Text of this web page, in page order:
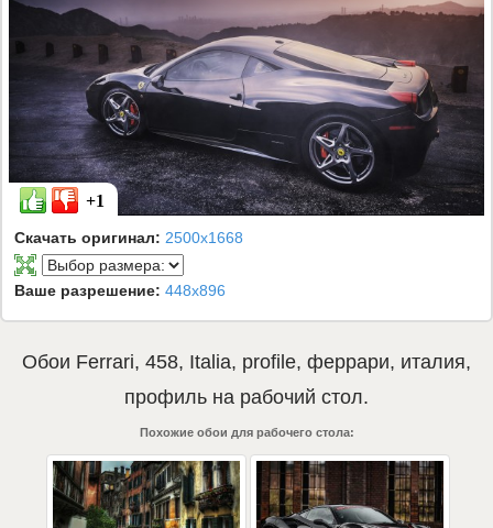
+1
Скачать оригинал: 2500x1668
Ваше разрешение: 448x896
Обои Ferrari, 458, Italia, profile, феррари, италия,
профиль на рабочий стол.
Похожие обои для рабочего стола: